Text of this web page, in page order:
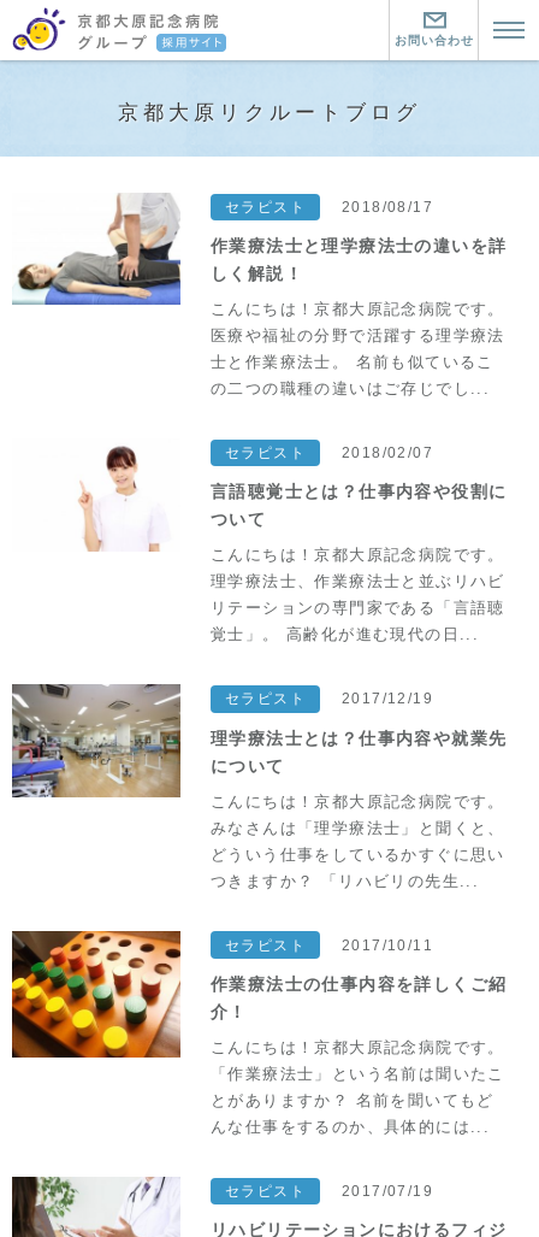
お問い合わせ
京都大原記念病院グループの魅力
リハビリ医療とは
暮らす町について
暮らす町について
この町にきた仲間
働く環境について
看護師
介護職２つの道と教育制度
大原の介護職の仕事
先輩に聞く
大原のセラピストの仕事
セラピスト教育
お問い合わせ・資料請求
中途採用はこちら
アクセス
京都大原リクルートブログ
セラピスト 2018/08/17
作業療法士と理学療法士の違いを詳
しく解説！
こんにちは！京都大原記念病院です。
医療や福祉の分野で活躍する理学療法
士と作業療法士。 名前も似ているこ
の二つの職種の違いはご存じでし...
セラピスト 2018/02/07
言語聴覚士とは？仕事内容や役割に
ついて
こんにちは！京都大原記念病院です。
理学療法士、作業療法士と並ぶリハビ
リテーションの専門家である「言語聴
覚士」。 高齢化が進む現代の日...
セラピスト 2017/12/19
理学療法士とは？仕事内容や就業先
について
こんにちは！京都大原記念病院です。
みなさんは「理学療法士」と聞くと、
どういう仕事をしているかすぐに思い
つきますか？ 「リハビリの先生...
セラピスト 2017/10/11
作業療法士の仕事内容を詳しくご紹
介！
こんにちは！京都大原記念病院です。
「作業療法士」という名前は聞いたこ
とがありますか？ 名前を聞いてもど
んな仕事をするのか、具体的には...
セラピスト 2017/07/19
リハビリテーションにおけるフィジ